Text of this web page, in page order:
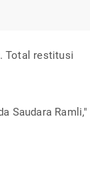
Total restitusi
Saudara Ramli,"